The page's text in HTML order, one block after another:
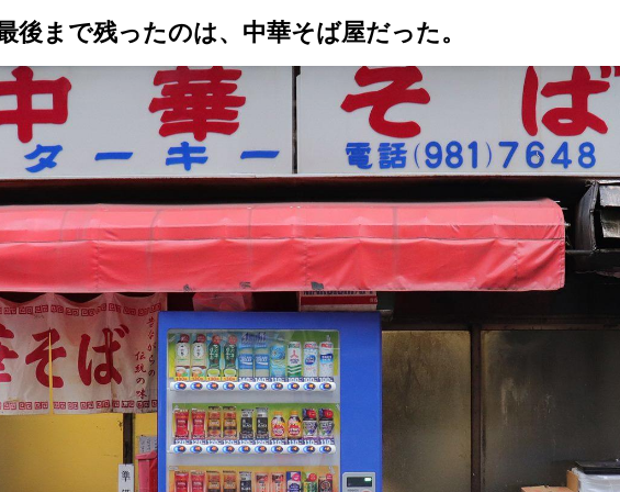
トップ プロが教えるレシピ 厳選！店探し
後まで残ったのは、中華そば屋だった。